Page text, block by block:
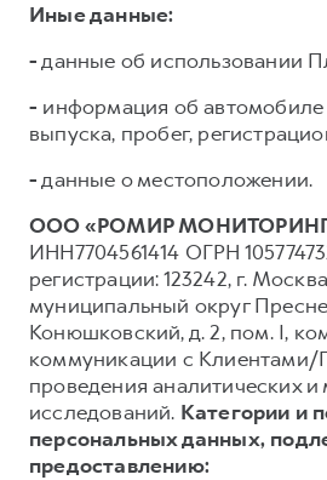
Иные данные:
-данные об использовании
- информация об автомобиле
выпуска, пробег,
-данные о местоположении.
ООО «РОМИР МОНИТОРИНГ
ИНН7704561414 ОГРН
регистрации: 123242, г.
муниципальный округ
Конюшковский, д. 2, пом. I,
коммуникации с Клиентами/
проведения аналитических и
исследований. Категории и
персональных данных,
предоставлению: